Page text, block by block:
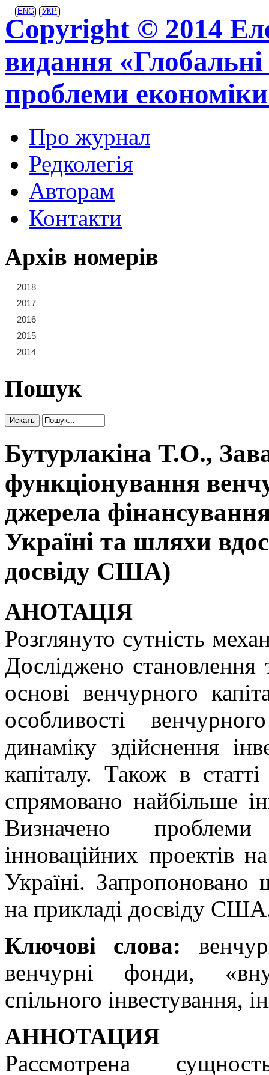
ENG УКР
Copyright © 2014
видання «Глобальні
проблеми
Про журнал
Редколегія
Авторам
Контакти
Архів номерів
2018
2017
2016
2015
2014
Пошук
Бутурлакіна Т.О.,
функціонування
джерела
Україні та шляхи
досвіду США)
АНОТАЦІЯ
Розглянуто сутність
Досліджено становлення
основі венчурного
особливості
динаміку здійснення
капіталу. Також в
спрямовано найбільше
Визначено проблеми
інноваційних проектів
Україні.
на прикладі досвіду
Ключові слова:
венчурні фонди,
спільного інвестування,
АННОТАЦИЯ
Рассмотрена